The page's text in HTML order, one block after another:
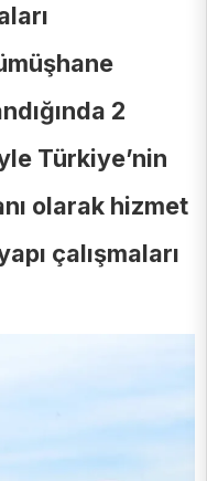
2
Türkiye’nin
olarak hizmet
çalışmaları